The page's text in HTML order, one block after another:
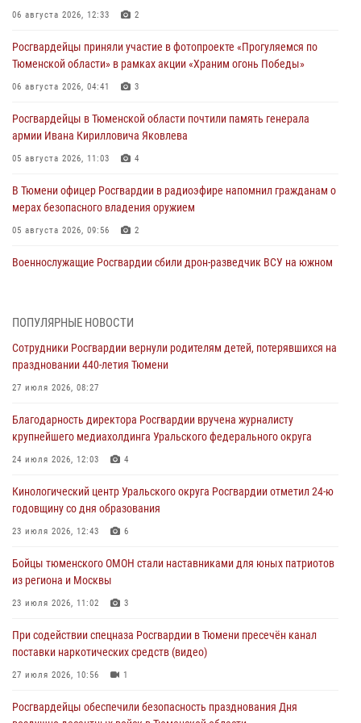
06 августа 2026, 12:33 2
Росгвардейцы приняли участие в фотопроекте «Прогуляемся по
Тюменской области» в рамках акции «Храним огонь Победы»
06 августа 2026, 04:41 3
Росгвардейцы в Тюменской области почтили память генерала
армии Ивана Кирилловича Яковлева
05 августа 2026, 11:03 4
В Тюмени офицер Росгвардии в радиоэфире напомнил гражданам о
мерах безопасного владения оружием
05 августа 2026, 09:56 2
Военнослужащие Росгвардии сбили дрон-разведчик ВСУ на южном
масштабных спортивных событий на Урале
05 августа 2026, 05:22
виновника ДТП
05 августа 2026, 05:15
труженицу тыла из Тюмени
04 августа 2026, 11:07
условиях в Тюменской области (видео)
04 августа 2026, 06:28
ПОПУЛЯРНЫЕ НОВОСТИ
Сотрудники Росгвардии вернули родителям детей, потерявшихся на
праздновании 440-летия Тюмени
27 июля 2026, 08:27
Благодарность директора Росгвардии вручена журналисту
крупнейшего медиахолдинга Уральского федерального округа
24 июля 2026, 12:03 4
Кинологический центр Уральского округа Росгвардии отметил 24-ю
годовщину со дня образования
23 июля 2026, 12:43 6
Бойцы тюменского ОМОН стали наставниками для юных патриотов
из региона и Москвы
23 июля 2026, 11:02 3
При содействии спецназа Росгвардии в Тюмени пресечён канал
поставки наркотических средств (видео)
27 июля 2026, 10:56 1
Росгвардейцы обеспечили безопасность празднования Дня